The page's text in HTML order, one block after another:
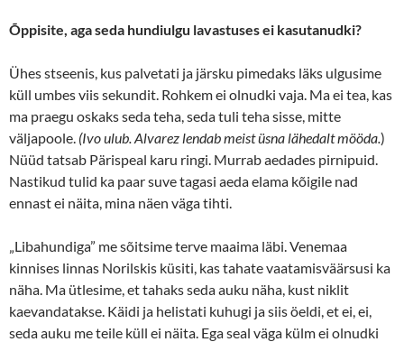
Õppisite, aga seda hundiulgu lavastuses ei kasutanudki?
Ühes stseenis, kus palvetati ja järsku pimedaks läks ulgusime
küll umbes viis sekundit. Rohkem ei olnudki vaja. Ma ei tea, kas
ma praegu oskaks seda teha, seda tuli teha sisse, mitte
väljapoole. (Ivo ulub. Alvarez lendab meist üsna lähedalt mööda.)
Nüüd tatsab Pärispeal karu ringi. Murrab aedades pirnipuid.
Nastikud tulid ka paar suve tagasi aeda elama kõigile nad
ennast ei näita, mina näen väga tihti.
„Libahundiga” me sõitsime terve maaima läbi. Venemaa
kinnises linnas Norilskis küsiti, kas tahate vaatamisväärsusi ka
näha. Ma ütlesime, et tahaks seda auku näha, kust niklit
kaevandatakse. Käidi ja helistati kuhugi ja siis öeldi, et ei, ei,
seda auku me teile küll ei näita. Ega seal väga külm ei olnudki